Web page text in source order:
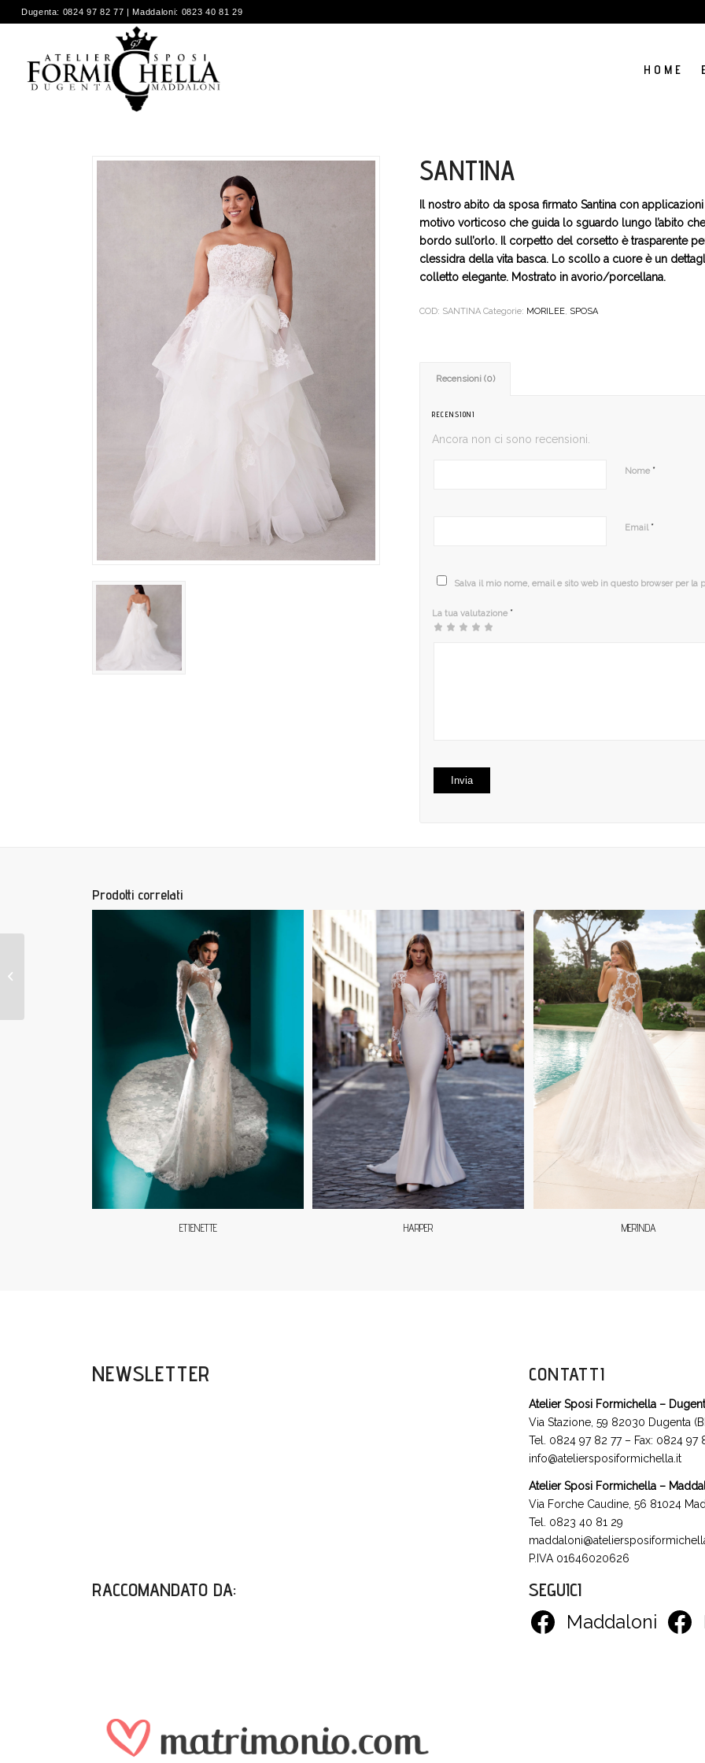
Dugenta: 0824 97 82 77 | Maddaloni: 0823 40 81 29
H O M E
SANTINA
Il nostro abito da sposa firmato Santina con
motivo vorticoso che guida lo sguardo lungo l’abito
bordo sull’orlo. Il corpetto del corsetto è trasparente
clessidra della vita basca. Lo scollo a cuore è un
colletto elegante. Mostrato in avorio/porcellana.
COD: SANTINA Categorie: MORILEE, SPOSA
Recensioni (0)
RECENSIONI
Ancora non ci sono recensioni.
Nome *
Email *
Salva il mio nome, email e sito web in questo browser per la
La tua valutazione *
Prodotti correlati
ETIENETTE HARPER MERINDA
NEWSLETTER CONTATTI
Atelier Sposi Formichella –
Via Stazione, 59 82030 Dugenta
Tel. 0824 97 82 77 – Fax: 0824 97
info@ateliersposiformichella.it
Atelier Sposi Formichella –
Via Forche Caudine, 56 81024
Tel. 0823 40 81 29
P.IVA 01646020626
RACCOMANDATO DA: SEGUICI
Maddaloni